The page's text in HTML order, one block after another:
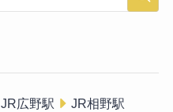
JR広野駅
JR相野駅